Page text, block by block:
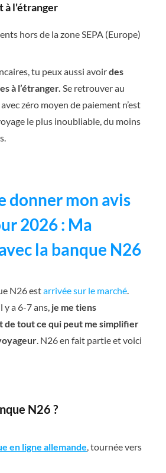
à l'étranger
hors de la zone SEPA (Europe)
tu peux aussi avoirdes
à l’étranger. Se retrouver au
zéro moyen de paiement n’est
le plus inoubliable, du moins
donner mon avis
2026 : Ma
la banque N26
N26 estarrivée sur le marché
y a 6-7 ans, je me tiens
de tout ce qui peut me simplifier
. N26 en fait partie et voici
N26 ?
en ligne allemande , tournée vers